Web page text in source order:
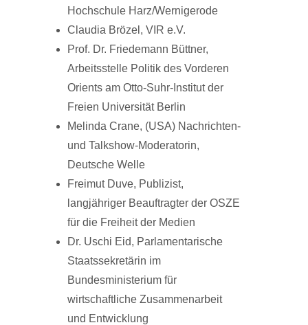
Hochschule Harz/Wernigerode
Claudia Brözel, VIR e.V.
Prof. Dr. Friedemann Büttner,
Arbeitsstelle Politik des Vorderen
Orients am Otto-Suhr-Institut der
Freien Universität Berlin
Melinda Crane, (USA) Nachrichten-
und Talkshow-Moderatorin,
Deutsche Welle
Freimut Duve, Publizist,
langjähriger Beauftragter der OSZE
für die Freiheit der Medien
Dr. Uschi Eid, Parlamentarische
Staatssekretärin im
Bundesministerium für
wirtschaftliche Zusammenarbeit
und Entwicklung